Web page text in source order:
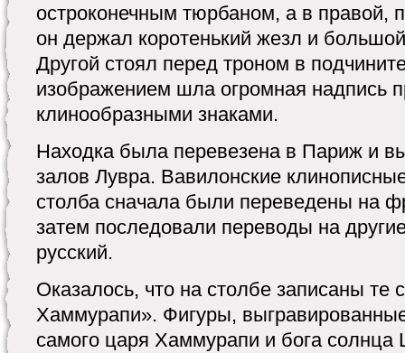
остроконечным тюрбаном, а в правой,
он держал коротенький жезл и
Другой стоял перед троном в
изображением шла огромная надпись
клинообразными знаками.
Находка была перевезена в Париж и
залов Лувра. Вавилонские
столба сначала были переведены на
затем последовали переводы на
русский.
Оказалось, что на столбе записаны
Хаммурапи». Фигуры,
самого царя Хаммурапи и бога